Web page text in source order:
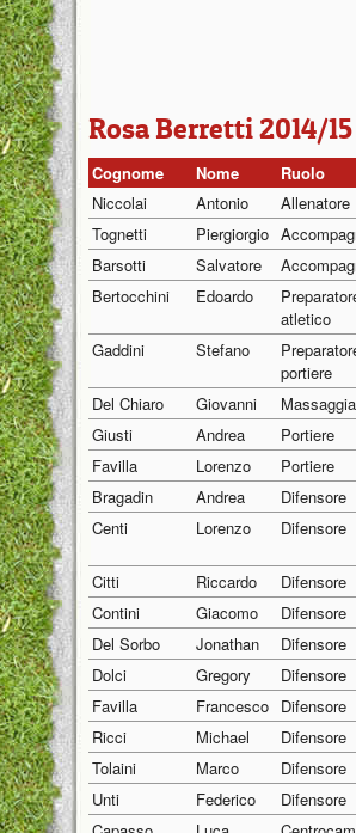
Rosa Berretti 2014/15
Cognome Nome Ruolo
Niccolai
Antonio Allenatore
Tognetti
Piergiorgio
Barsotti
Salvatore
Bertocchini
Edoardo
atletico
Gaddini Stefano
portiere
Del Chiaro Giovanni
Giusti
Andrea Portiere
Favilla
Lorenzo Portiere
Bragadin
Andrea Difensore
Centi
Lorenzo Difensore
Citti Riccardo Difensore
Contini
Giacomo Difensore
Del Sorbo
Jonathan Difensore
Dolci
Gregory Difensore
Favilla
Francesco Difensore
Ricci
Michael Difensore
Tolaini
Marco Difensore
Unti
Federico Difensore